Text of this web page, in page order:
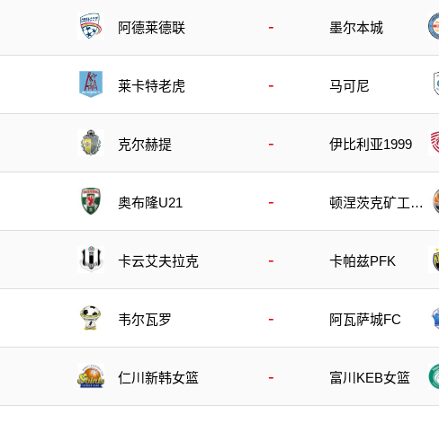
阿德莱德联 - 墨尔本城
莱卡特老虎 - 马可尼
克尔赫提 - 伊比利亚1999
奥布隆U21 -
顿涅茨克矿工U2
卡云艾夫拉克 - 卡帕兹PFK
韦尔瓦罗 - 阿瓦萨城FC
仁川新韩女篮 - 富川KEB女篮